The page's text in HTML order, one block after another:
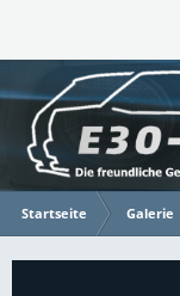
Startseite Galerie